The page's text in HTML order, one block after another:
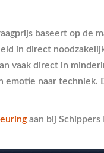
baseert op de
in direct
vaak direct in
naar
aan bij